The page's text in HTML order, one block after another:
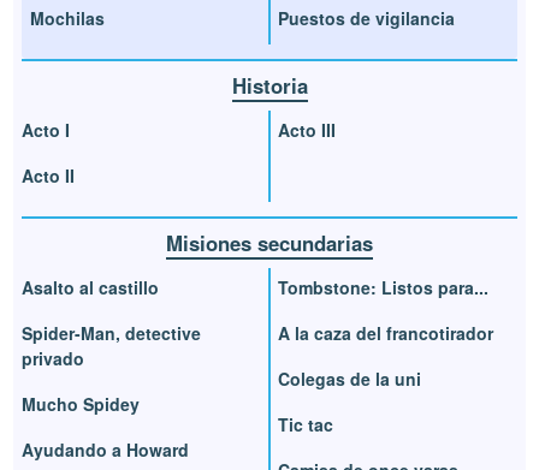
Mochilas
Puestos de vigilancia
Historia
Acto I
Acto II
Acto III
Misiones secundarias
Asalto al castillo
Spider-Man, detective
privado
Mucho Spidey
Ayudando a Howard
Tombstone: Listos para...
A la caza del francotirador
Colegas de la uni
Tic tac